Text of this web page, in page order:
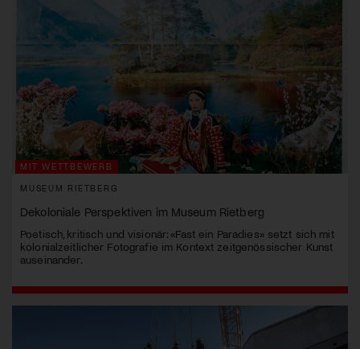
MIT WETTBEWERB
MUSEUM RIETBERG
Dekoloniale Perspektiven im Museum Rietberg
Poetisch, kritisch und visionär: «Fast ein Paradies» setzt sich mit
kolonialzeitlicher Fotografie im Kontext zeitgenössischer Kunst
auseinander.